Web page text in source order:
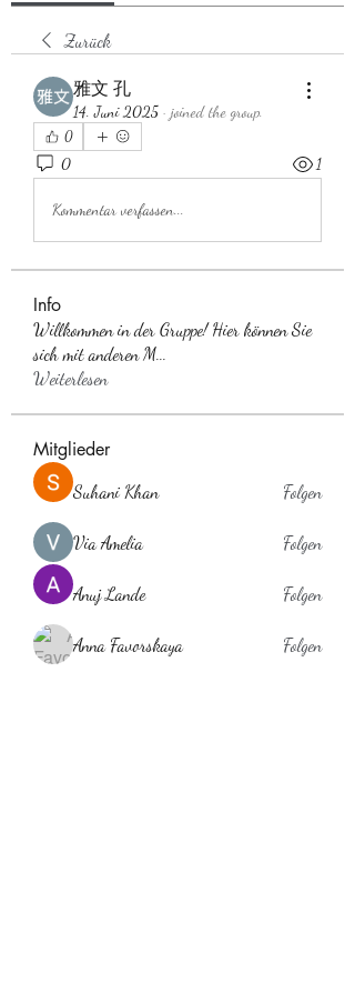
Zurück
雅文 孔
14. Juni 2025 · joined the group.
0
0 1
Kommentar verfassen...
Info
Willkommen in der Gruppe! Hier können Sie
sich mit anderen M
Weiterlesen
Mitglieder
Suhani Khan Folgen
Via Amelia Folgen
Anuj Lande Folgen
Anna Favorskaya Folgen